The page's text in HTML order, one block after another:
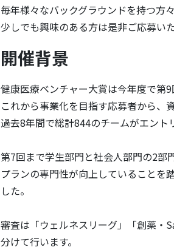
毎年様々なバックグラウンドを持つ方
少しでも興味のある方は是非ご応募い
開催背景
健康医療ベンチャー大賞は今年度で第9
これから事業化を目指す応募者から、
過去8年間で総計844のチームがエント
第7回まで学生部門と社会人部門の2部
プランの専門性が向上していることを
した。
審査は「ウェルネスリーグ」「創薬・
分けて行います。